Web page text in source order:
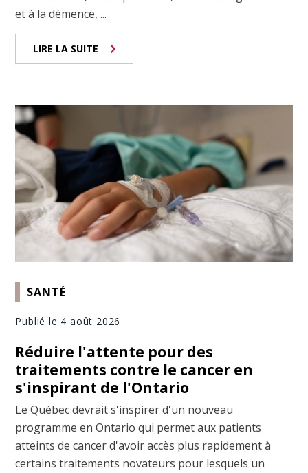
et à la démence, ...
LIRE LA SUITE
SANTÉ
Publié le 4 août 2026
Réduire l'attente pour des
traitements contre le cancer en
s'inspirant de l'Ontario
Le Québec devrait s'inspirer d'un nouveau
programme en Ontario qui permet aux patients
atteints de cancer d'avoir accès plus rapidement à
certains traitements novateurs pour lesquels un